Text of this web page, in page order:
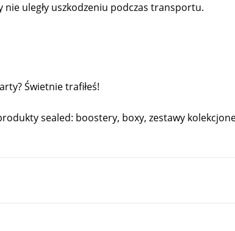
nie uległy uszkodzeniu podczas transportu.
Świetnie trafiłeś!
sealed: boostery, boxy, zestawy